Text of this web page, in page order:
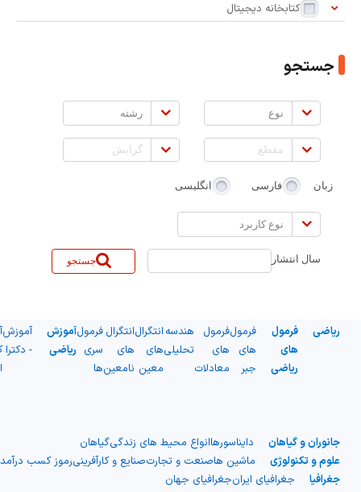
بر
اساس:
کتابخانه دیجیتال
جستجو
نوع رشته
مقطع گرایش
زبان فارسی انگلیسی
نوع
کاربرد
سال انتشار جستجو
ریاضی
فرمول
های
ریاضی
فرمول
های
جبر
فرمول
های
معادلات
هندسه
تحلیلی
انتگرال
های
معین
انتگرال
های
نامعین
فرمول
سری
ها
آموزش
ریاضی
آموزش
- دکترا
جانوران و گیاهان دایناسورهاانواع محیط های زندگیگیاهان
علوم و تکنولوژی
ماشین هاصنعت و تجارتصنایع و کارآفرینیرموز کسب درآمد
جغرافیا
جغرافیای ایرانجغرافیای جهان